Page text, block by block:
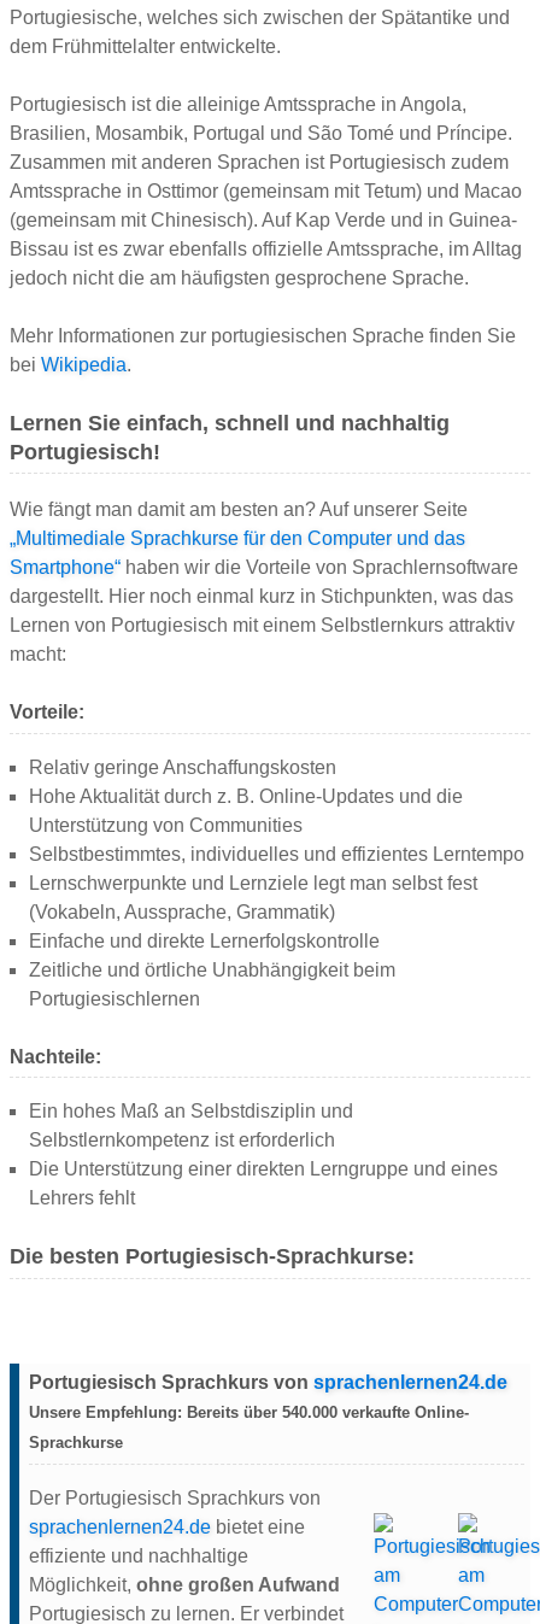
Portugiesische, welches sich zwischen der Spätantike und
dem Frühmittelalter entwickelte.
Portugiesisch ist die alleinige Amtssprache in Angola,
Brasilien, Mosambik, Portugal und São Tomé und Príncipe.
Zusammen mit anderen Sprachen ist Portugiesisch zudem
Amtssprache in Osttimor (gemeinsam mit Tetum) und Macao
(gemeinsam mit Chinesisch). Auf Kap Verde und in Guinea-
Bissau ist es zwar ebenfalls offizielle Amtssprache, im Alltag
jedoch nicht die am häufigsten gesprochene Sprache.
Mehr Informationen zur portugiesischen Sprache finden Sie
bei Wikipedia.
Lernen Sie einfach, schnell und nachhaltig
Portugiesisch!
Wie fängt man damit am besten an? Auf unserer Seite
„Multimediale Sprachkurse für den Computer und das
Smartphone“ haben wir die Vorteile von Sprachlernsoftware
dargestellt. Hier noch einmal kurz in Stichpunkten, was das
Lernen von Portugiesisch mit einem Selbstlernkurs attraktiv
macht:
Vorteile:
Relativ geringe Anschaffungskosten
Hohe Aktualität durch z. B. Online-Updates und die
Unterstützung von Communities
Selbstbestimmtes, individuelles und effizientes Lerntempo
Lernschwerpunkte und Lernziele legt man selbst fest
(Vokabeln, Aussprache, Grammatik)
Einfache und direkte Lernerfolgskontrolle
Zeitliche und örtliche Unabhängigkeit beim
Portugiesischlernen
Nachteile:
Ein hohes Maß an Selbstdisziplin und
Selbstlernkompetenz ist erforderlich
Die Unterstützung einer direkten Lerngruppe und eines
Lehrers fehlt
Die besten Portugiesisch-Sprachkurse:
Portugiesisch Sprachkurs von sprachenlernen24.de
Unsere Empfehlung: Bereits über 540.000 verkaufte Online-
Sprachkurse
Der Portugiesisch Sprachkurs von
sprachenlernen24.de bietet eine
effiziente und nachhaltige
Möglichkeit, ohne großen Aufwand
Portugiesisch zu lernen. Er verbindet